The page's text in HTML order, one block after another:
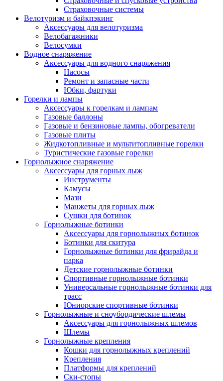
Страховочные системы
Велотуризм и байкпэкинг
Аксессуары для велотуризма
Велобагажники
Велосумки
Водное снаряжение
Аксессуары для водного снаряжения
Насосы
Ремонт и запасные части
Юбки, фартуки
Горелки и лампы
Аксессуары к горелкам и лампам
Газовые баллоны
Газовые и бензиновые лампы, обогреватели
Газовые плиты
Жидкотопливные и мультитопливные горелки
Туристические газовые горелки
Горнолыжное снаряжение
Аксессуары для горных лыж
Инструменты
Камусы
Мази
Манжеты для горных лыж
Сушки для ботинок
Горнолыжные ботинки
Аксессуары для горнолыжных ботинок
Ботинки для скитура
Горнолыжные ботинки для фрирайда и
парка
Детские горнолыжные ботинки
Спортивные горнолыжные ботинки
Универсальные горнолыжные ботинки для
трасс
Юниорские спортивные ботинки
Горнолыжные и сноубордические шлемы
Аксессуары для горнолыжных шлемов
Шлемы
Горнолыжные крепления
Кошки для горнолыжных креплений
Крепления
Платформы для креплений
Ски-стопы